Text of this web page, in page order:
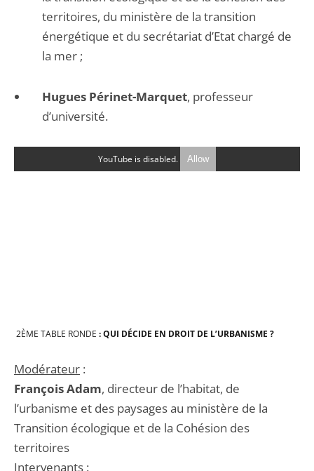
territoires, du ministère de la transition
énergétique et du secrétariat d’Etat chargé de
la mer ;
Hugues Périnet-Marquet, professeur
d’université.
YouTube is disabled. Allow
2ÈME TABLE RONDE : QUI DÉCIDE EN DROIT DE L’URBANISME ?
Modérateur :
François Adam, directeur de l’habitat, de
l’urbanisme et des paysages au ministère de la
Transition écologique et de la Cohésion des
territoires
Intervenants :